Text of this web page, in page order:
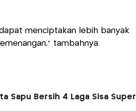
menciptakan lebih banyak
tambahnya.
Sapu Bersih 4 Laga Sisa Super